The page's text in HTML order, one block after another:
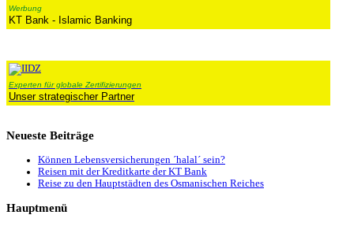
Werbung
KT Bank - Islamic Banking
Experten für globale Zertifizierungen
Unser strategischer Partner
Neueste Beiträge
Können Lebensversicherungen ´halal´ sein?
Reisen mit der Kreditkarte der KT Bank
Reise zu den Hauptstädten des Osmanischen Reiches
Hauptmenü